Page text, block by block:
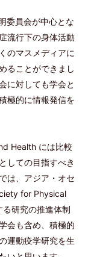
委員会が中心とな
流行下の身体活動
のマスメディアに
ることができまし
に対しても学会と
極的に情報発信を
Health には比較
しての目指すべき
は、アジア・オセ
for Physical
研究の推進体制
会も含め、積極的
運動疫学研究を生